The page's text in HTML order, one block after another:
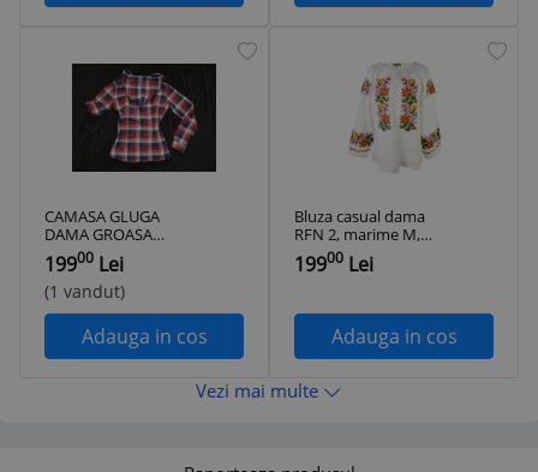
CAMASA GLUGA
DAMA GROASA
POLAR SPORT
CASUAL IARNA
MANECA LUNGA
SCURTA ECOSEZ
19900 Lei
(1 vandut)
Adauga in cos
Bluza casual dama
RFN 2, marime M,
alb/portocaliu caisa
19900 Lei
Adauga in cos
Vezi mai multe